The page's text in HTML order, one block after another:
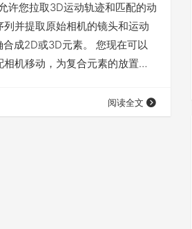
许您拉取3D运动轨迹和匹配的动
并提取原始相机的镜头和运动
成2D或3D元素。 您现在可以
机移动，为复合元素的放置打
射等等。 这种3D运动跟踪技术以
阅读全文